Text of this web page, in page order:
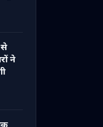
से
ने